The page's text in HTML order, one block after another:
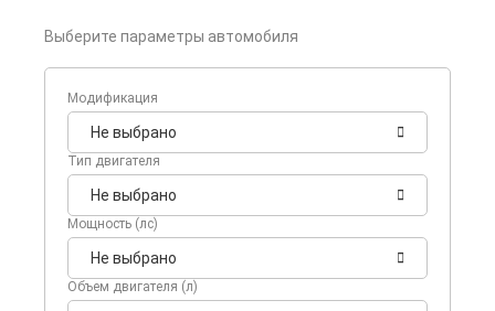
Выберите параметры автомобиля
Модификация
Не выбрано
Тип двигателя
Не выбрано
Мощность (лс)
Не выбрано
Объем двигателя (л)